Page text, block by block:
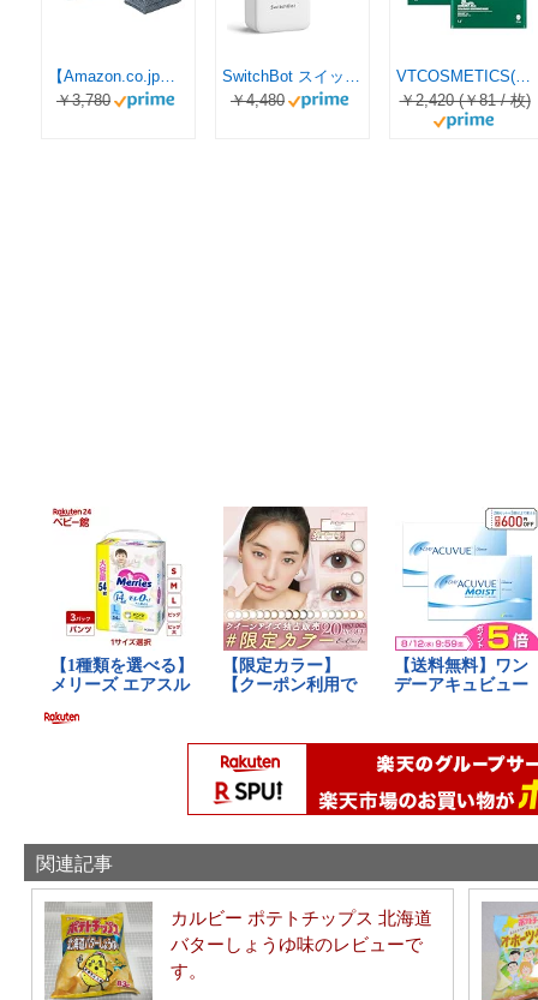
￥3,780
￥4,480
￥2,420 (￥81 / 枚)
関連記事
カルビー ポテトチップス 北海道
バターしょうゆ味のレビューで
す。